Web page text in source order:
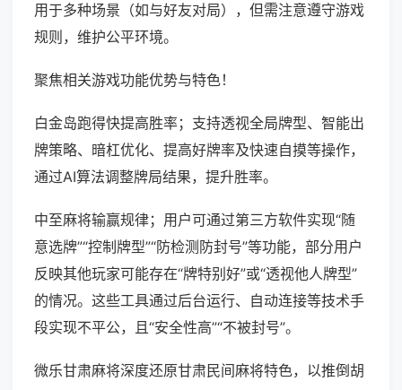
用于多种场景（如与好友对局），但需注意遵守游戏
规则，维护公平环境。
聚焦相关游戏功能优势与特色！
白金岛跑得快提高胜率；支持透视全局牌型、智能出
牌策略、暗杠优化、提高好牌率及快速自摸等操作，
通过AI算法调整牌局结果，提升胜率。
中至麻将输赢规律；用户可通过第三方软件实现“随
意选牌”“控制牌型”“防检测防封号”等功能，部分用户
反映其他玩家可能存在“牌特别好”或“透视他人牌型”
的情况。这些工具通过后台运行、自动连接等技术手
段实现不平公，且“安全性高”“不被封号”。
微乐甘肃麻将深度还原甘肃民间麻将特色，以推倒胡